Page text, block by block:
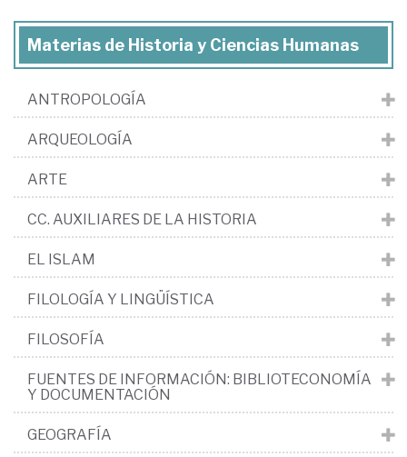
Materias de Historia y Ciencias Humanas
ANTROPOLOGÍA
ARQUEOLOGÍA
ARTE
CC. AUXILIARES DE LA HISTORIA
EL ISLAM
FILOLOGÍA Y LINGÜÍSTICA
FILOSOFÍA
FUENTES DE INFORMACIÓN: BIBLIOTECONOMÍA
Y DOCUMENTACIÓN
GEOGRAFÍA